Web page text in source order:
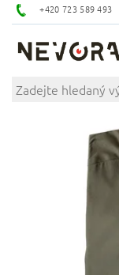
+420 723 589 493